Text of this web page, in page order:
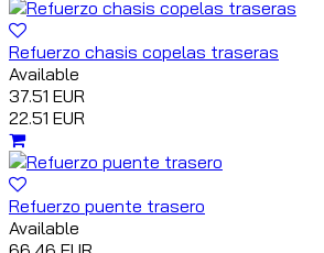
Refuerzo chasis copelas traseras
Available
37.51 EUR
22.51 EUR
Refuerzo puente trasero
Available